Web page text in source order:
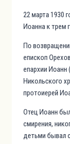
22 марта 1930
Иоанна к трем
По
епископ
епархии Иоанн
Никольского
протоиерей
Отец Иоанн
смирения,
детьми бывал